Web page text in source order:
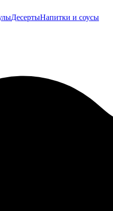
ДесертыНапитки и соусы